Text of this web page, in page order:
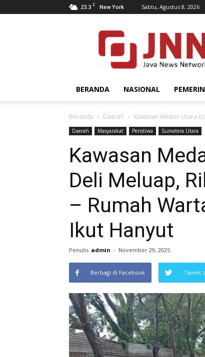
23.3 C New York Sabtu, Agustus 8, 2026
JNN.co.id
BERANDA NASIONAL
Beranda Daerah Kawasan Medan Utara
Daerah Masyarakat Peristiwa Sumatera Utara
Kawasan
Deli Meluap,
– Rumah
Ikut Hanyut
Penulis admin - November 29, 2025
Berbagi di Facebook Tweet